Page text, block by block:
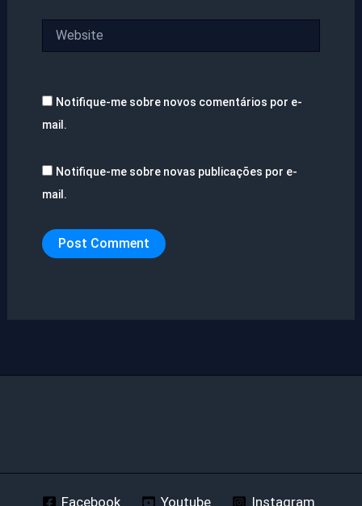
Notifique-me sobre novos comentários por e-
mail.
Notifique-me sobre novas publicações por e-
mail.
Facebook Youtube Instagram